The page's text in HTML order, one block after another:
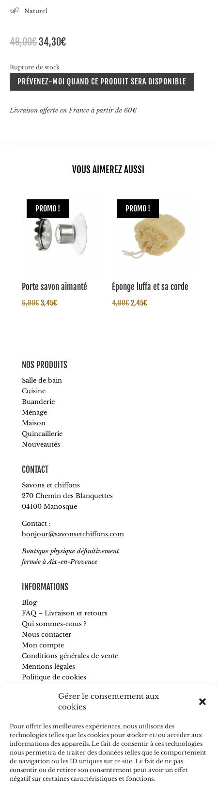
Gérer le consentement aux
cookies
Pour offrir les meilleures expériences, nous utilisons des
technologies telles que les cookies pour stocker et/ou accéder aux
informations des appareils. Le fait de consentir à ces technologies
nous permettra de traiter des données telles que le comportement
de navigation ou les ID uniques sur ce site. Le fait de ne pas
consentir ou de retirer son consentement peut avoir un effet
négatif sur certaines caractéristiques et fonctions.
Naturel
49,00€Le
initial
était :
49,00€.
34,30€Le
est :
34,30€.
Rupture de stock
PRÉVENEZ-MOI QUAND CE PRODUIT SERA DISPONIBLE
Livraison offerte en France à partir de 60€
VOUS AIMEREZ AUSSI
PROMO !
Porte savon aimanté
6,90€Le
3,45€Le
PROMO !
Éponge luffa et sa corde
4,90€Le
2,45€
NOS PRODUITS
Salle de bain
Cuisine
Buanderie
Ménage
Maison
Quincaillerie
Nouveautés
CONTACT
Savons et chiffons
270 Chemin des Blanquettes
04100 Manosque
Contact :
bonjour@savonsetchiffons.com
Boutique physique définitivement
fermée à Aix-en-Provence
INFORMATIONS
Blog
FAQ – Livraison et retours
Qui sommes-nous ?
Nous contacter
Mon compte
Conditions générales de vente
Mentions légales
Politique de cookies
SUIVEZ-NOUS
conseils, abonnez-vous à la newsletter.
J'accepte de recevoir vos e-mails et confirme avoir pris